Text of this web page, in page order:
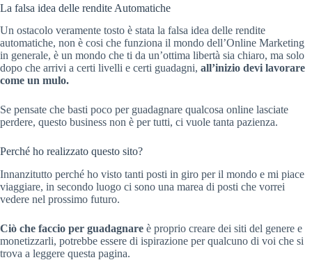
La falsa idea delle rendite Automatiche
Un ostacolo veramente tosto è stata la falsa idea delle rendite
automatiche, non è cosi che funziona il mondo dell’Online Marketing
in generale, è un mondo che ti da un’ottima libertà sia chiaro, ma solo
dopo che arrivi a certi livelli e certi guadagni, all’inizio devi lavorare
come un mulo.
Se pensate che basti poco per guadagnare qualcosa online lasciate
perdere, questo business non è per tutti, ci vuole tanta pazienza.
Perché ho realizzato questo sito?
Innanzitutto perché ho visto tanti posti in giro per il mondo e mi piace
viaggiare, in secondo luogo ci sono una marea di posti che vorrei
vedere nel prossimo futuro.
Ciò che faccio per guadagnare è proprio creare dei siti del genere e
monetizzarli, potrebbe essere di ispirazione per qualcuno di voi che si
trova a leggere questa pagina.